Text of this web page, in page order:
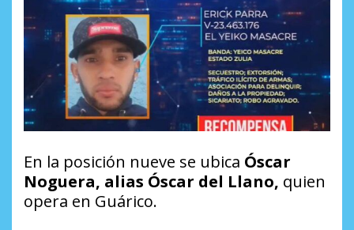
En la posición nueve se ubica Óscar
Noguera, alias Óscar del Llano, quien
opera en Guárico.